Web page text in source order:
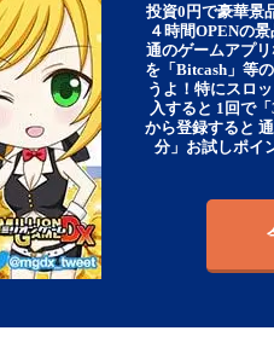
投資0円で豪華景
４時間OPENの
通のゲームアプ
を「Bitcash」等
うよ！特にスロ
入すると 1回で
から登録すると
分」お試しポイ